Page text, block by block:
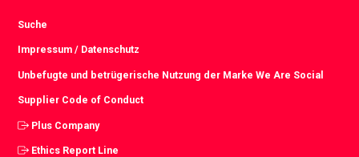
Suche
Impressum / Datenschutz
Unbefugte und betrügerische Nutzung der Marke We Are Social
Supplier Code of Conduct
Plus Company
Ethics Report Line